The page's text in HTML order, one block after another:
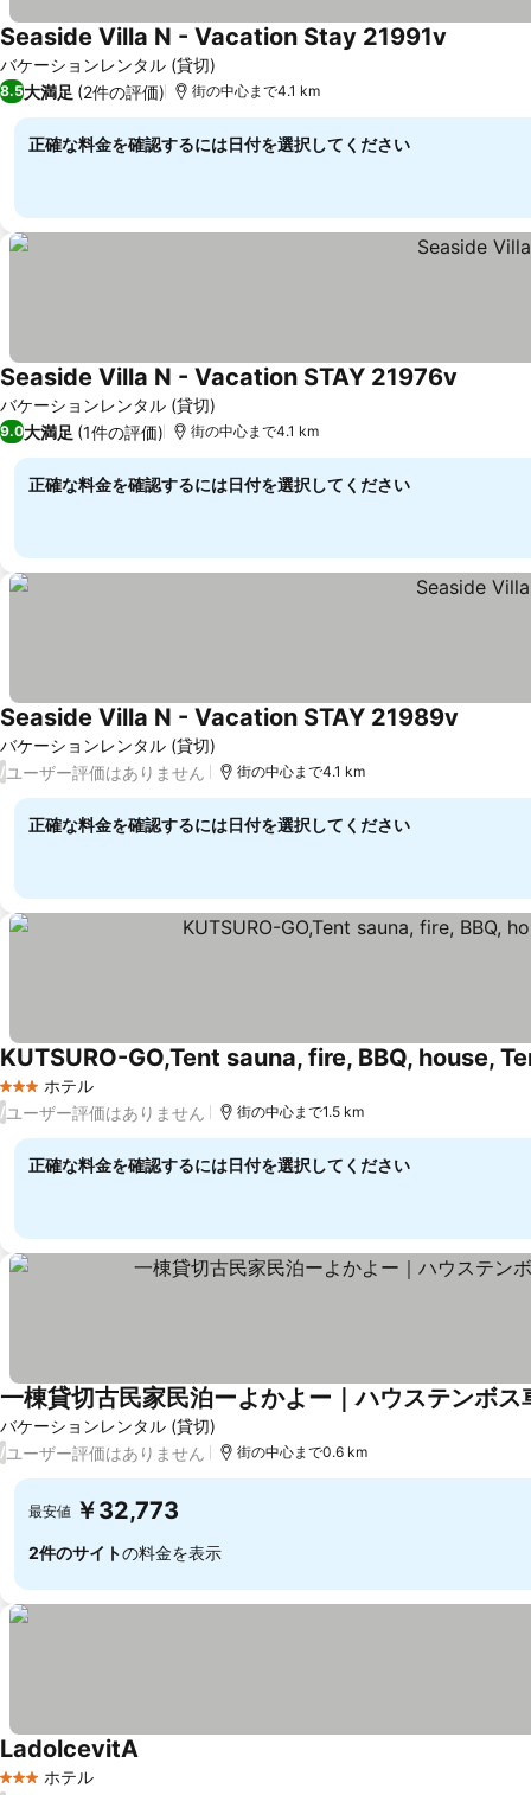
バケーションレンタル (貸切)
Seaside Villa N - Vacation Stay 21991v
8.5大満足 (2件の評価) 街の中心まで4.1 km
正確な料金を確認するには日付を選択してください
バケーションレンタル (貸切)
Seaside Villa N - Vacation STAY 21976v
9.0大満足 (1件の評価) 街の中心まで4.1 km
正確な料金を確認するには日付を選択してください
バケーションレンタル (貸切)
Seaside Villa N - Vacation STAY 21989v
/ユーザー評価はありません 街の中心まで4.1 km
正確な料金を確認するには日付を選択してください
3 ホテルのランク
ホテル
KUTSURO-GO,Tent sauna, fire, BBQ, house,
/ユーザー評価はありません 街の中心まで1.5 km
正確な料金を確認するには日付を選択してください
バケーションレンタル (貸切)
一棟貸切古民家民泊ーよかよー｜ハウステンボ
/ユーザー評価はありません 街の中心まで0.6 km
最安値 ￥32,773
2件のサイトの料金を表示
3 ホテルのランク
ホテル
LadolcevitA